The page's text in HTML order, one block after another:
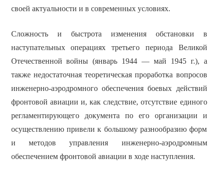
своей актуальности и в современных условиях.
Сложность и быстрота изменения обстановки в
наступательных операциях третьего периода Великой
Отечественной войны (январь 1944 — май 1945 г.), а
также недостаточная теоретическая проработка вопросов
инженерно-аэродромного обеспечения боевых действий
фронтовой авиации и, как следствие, отсутствие единого
регламентирующего документа по его организации и
осуществлению привели к большому разнообразию форм
и методов управления инженерно-аэродромным
обеспечением фронтовой авиации в ходе наступления.